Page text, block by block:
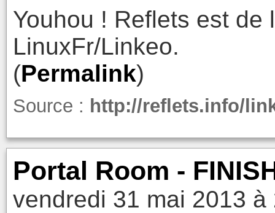
Youhou ! Reflets est de
LinuxFr/Linkeo.
(Permalink)
Source : http://reflets.info/
Portal Room -
vendredi 31 mai 2013 à